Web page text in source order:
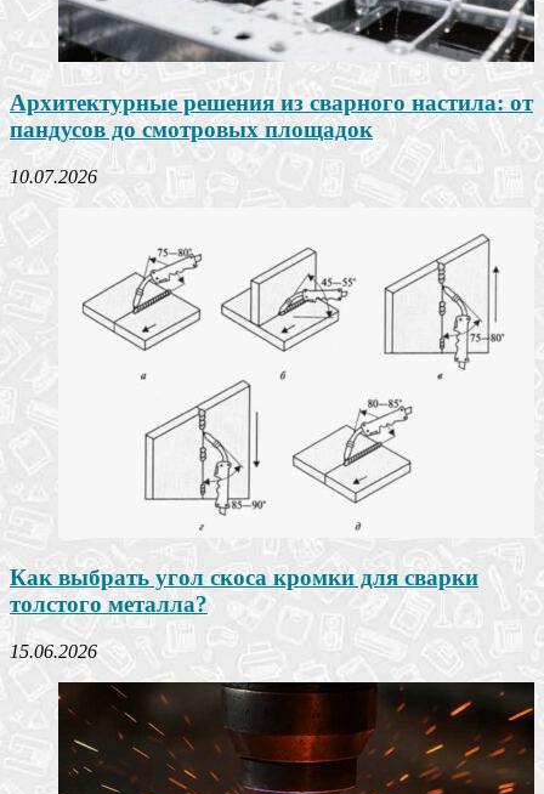
Архитектурные решения из сварного настила: от
пандусов до смотровых площадок
10.07.2026
Как выбрать угол скоса кромки для сварки
толстого металла?
15.06.2026